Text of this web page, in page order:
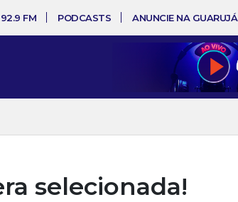
FM PODCASTS ANUNCIE NA GUARUJÁ
selecionada!